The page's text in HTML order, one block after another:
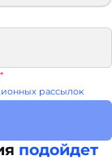
*
рассылок
подойдет